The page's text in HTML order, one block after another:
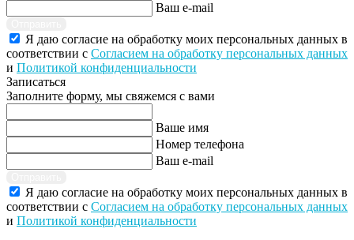
Ваш e-mail
Я даю согласие на обработку моих персональных данных в
соответствии с Согласием на обработку персональных данных
и Политикой конфиденциальности
Записаться
Заполните форму, мы свяжемся с вами
Ваше имя
Номер телефона
Ваш e-mail
Я даю согласие на обработку моих персональных данных в
соответствии с Согласием на обработку персональных данных
и Политикой конфиденциальности